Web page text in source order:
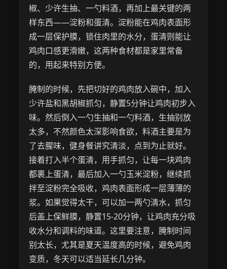
椒、少许生抽、一勺料酒，再加上最关键的两
样东西——淀粉和蛋清。淀粉能在鸡肉表面形
成一层保护膜，锁住肉里的水分，蛋清则能让
鸡肉口感更滑嫩，这两种食材都是家里常备
的，用起来特别方便。
腌制的时候，先把切好的鸡肉放入碗中，加入
少许盐和黑胡椒抓匀，静置5分钟让鸡肉初步入
味。然后倒入一勺生抽和一勺料酒，生抽别放
太多，不然颜色太深影响食欲，料酒主要是为
了去腥味，健身餐讲究清淡，点到为止就好。
接着打入半个蛋清，用手抓匀，让每一块鸡肉
都裹上蛋清，最后加入一勺玉米淀粉，继续抓
拌至淀粉完全吸收，鸡肉表面形成一层薄薄的
浆。如果觉得太干，可以加一两勺清水，抓匀
后盖上保鲜膜，静置15-20分钟，让鸡肉充分吸
收水分和调料的味道。这里要注意，腌制时间
别太长，尤其是夏天温度高的时候，避免鸡肉
变质，冬天可以适当延长几分钟。